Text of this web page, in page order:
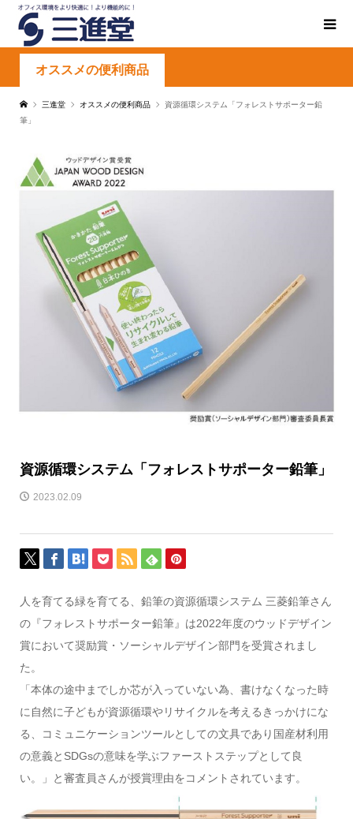
オススメの便利商品
三進堂 オススメの便利商品
資源循環システム「フォレストサポーター鉛
筆」
資源循環システム「フォレストサポーター鉛筆」
2023.02.09
人を育てる緑を育てる、鉛筆の資源循環システム 三菱鉛筆さん
の『フォレストサポーター鉛筆』は2022年度のウッドデザイン
賞において奨励賞・ソーシャルデザイン部門を受賞されまし
た。
「本体の途中までしか芯が入っていない為、書けなくなった時
に自然に子どもが資源循環やリサイクルを考えるきっかけにな
る、コミュニケーションツールとしての文具であり国産材利用
の意義とSDGsの意味を学ぶファーストステップとして良
い。」と審査員さんが授賞理由をコメントされています。